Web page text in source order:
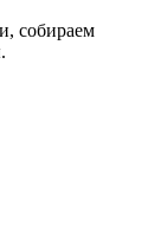
собираем